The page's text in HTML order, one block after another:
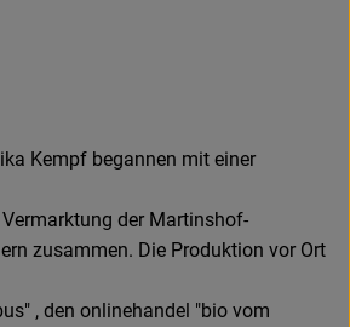
Kempf begannen mit einer
der Martinshof-
zusammen. Die Produktion vor Ort
, den onlinehandel "bio vom